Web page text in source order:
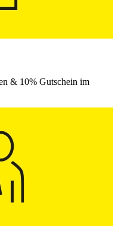
& 10% Gutschein im